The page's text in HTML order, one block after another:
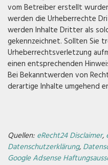
vom Betreiber erstellt
werden die Urheberrechte
werden Inhalte Dritter als
gekennzeichnet. Sollten Sie
Urheberrechtsverletzung
einen entsprechenden
Bei Bekanntwerden von
derartige Inhalte umgehend
Quellen: eRecht24 Disclaimer,
Datenschutzerklärung,
Google Adsense